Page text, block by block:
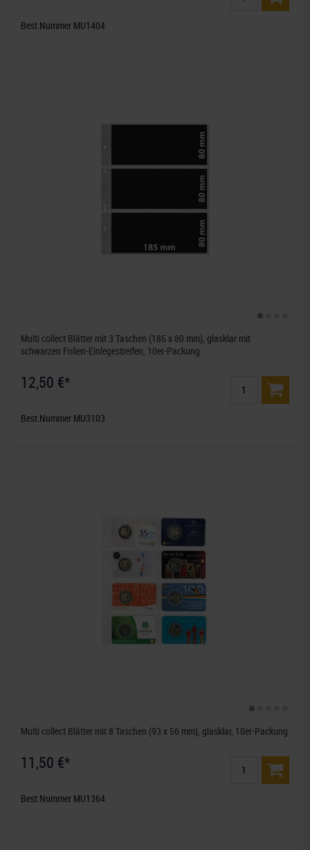
Best.Nummer MU1404
Multi collect Blätter mit 3 Taschen (185 x 80 mm), glasklar mit
schwarzen Folien-Einlegestreifen, 10er-Packung
12,50 €*
Best.Nummer MU3103
Multi collect Blätter mit 8 Taschen (93 x 56 mm), glasklar, 10er-Packung
11,50 €*
Best.Nummer MU1364